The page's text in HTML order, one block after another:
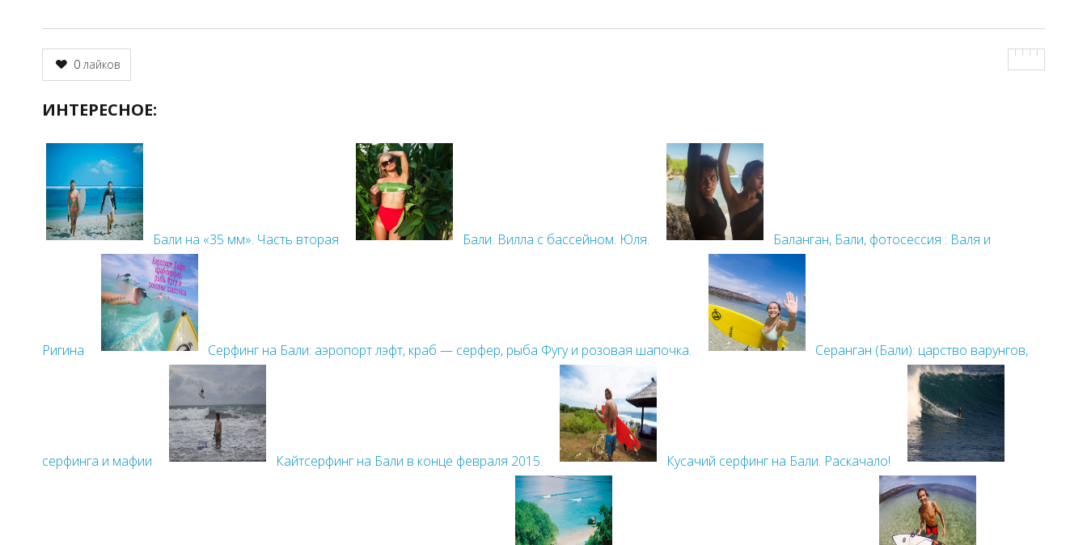
0 лайков
ИНТЕРЕСНОЕ:
Бали на «35 мм». Часть вторая Бали. Вилла с бассейном. Юля. Баланган, Бали, фотосессия : Валя и
Ригина Серфинг на Бали: аэропорт лэфт, краб — серфер, рыба Фугу и розовая шапочка. Серанган (Бали): царство варунгов,
серфинга и мафии Кайтсерфинг на Бали в конце февраля 2015. Кусачий серфинг на Бали. Раскачало!